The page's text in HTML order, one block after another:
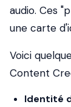
audio. Ces
une carte
Voici
Content
Identité